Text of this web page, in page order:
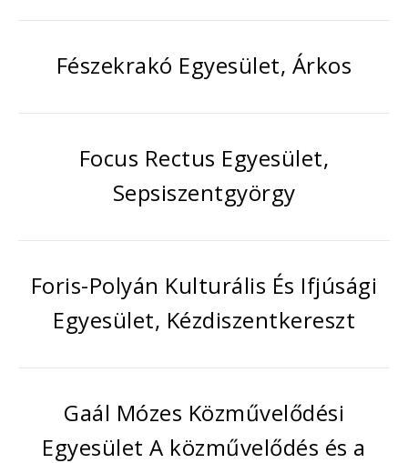
Fészekrakó Egyesület, Árkos
Focus Rectus Egyesület,
Sepsiszentgyörgy
Foris-Polyán Kulturális És Ifjúsági
Egyesület, Kézdiszentkereszt
Gaál Mózes Közművelődési
Egyesület A közművelődés és a